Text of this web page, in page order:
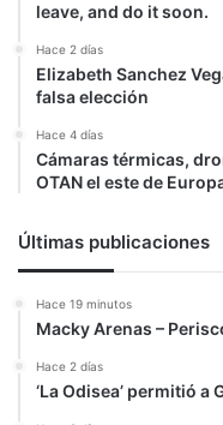
leave, and do it soon.
Hace 2 días
Elizabeth Sanchez
falsa elección
Hace 4 días
Cámaras térmicas,
OTAN el este de
Últimas publicaciones
Hace 19 minutos
Macky Arenas –
Hace 2 días
‘La Odisea’ permitió